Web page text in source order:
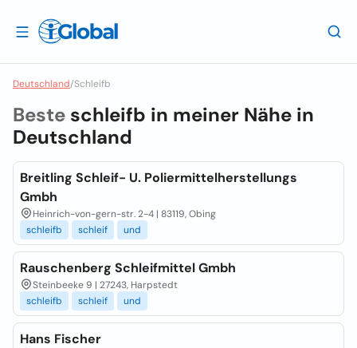
Deutschland/Schleifb
Beste schleifb in meiner Nähe in
Deutschland
Breitling Schleif- U. Poliermittelherstellungs
Gmbh
Heinrich-von-gern-str. 2-4 | 83119, Obing
schleifb
schleif und
Rauschenberg Schleifmittel Gmbh
Steinbeeke 9 | 27243, Harpstedt
schleifb
schleif und
Hans Fischer